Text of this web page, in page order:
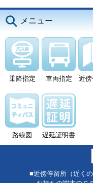
メニュー
乗降指定 車両指定 近
路線図 遅延証明書
■近傍停留所（近く